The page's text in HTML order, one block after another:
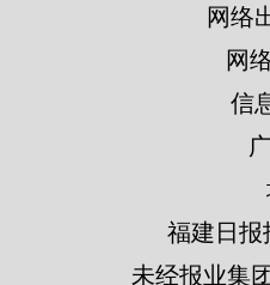
网络
网
信
福建日报
未经报业集